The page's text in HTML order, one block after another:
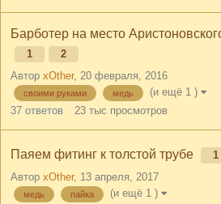
Барботер на место
1
2
Автор xOther, 20 февраля, 2016
своими руками медь
(и ещё 1 )
37 ответов 23 тыс просмотров
Паяем фитинг к толстой трубе 1
Автор xOther, 13 апреля, 2017
медь пайка
(и ещё 1 )